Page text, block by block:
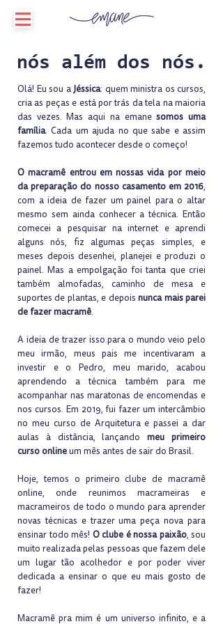
nós além dos nós.
Olá! Eu sou aJéssica: quem ministra os cursos,
cria as peças e está por trás da tela na maioria
das vezes. Mas aqui na emanesomos uma
família. Cada um ajuda no que sabe e assim
fazemos tudo acontecer desde o começo!
O macramê entrou em nossas vida por meio
da preparação do nosso casamento em 2016,
com a ideia de fazer um painel para o altar
mesmo sem ainda conhecer a técnica. Então
comecei a pesquisar na internet e aprendi
alguns nós, fiz algumas peças simples, e
meses depois desenhei, planejei e produzi o
painel. Mas a empolgação foi tanta que criei
também almofadas, caminho de mesa e
suportes de plantas, e depoisnunca mais parei
de fazer macramê.
A ideia de trazer isso para o mundo veio pelo
meu irmão, meus pais me incentivaram a
investir e o Pedro, meu marido, acabou
aprendendo a técnica também para me
acompanhar nas maratonas de encomendas e
nos cursos. Em 2019, fui fazer um intercâmbio
no meu curso de Arquitetura e passei a dar
aulas à distância, lançandomeu primeiro
curso onlineum mês antes de sair do Brasil.
Hoje, temos o primeiro clube de macramê
online, onde reunimos macrameiras e
macrameiros de todo o mundo para aprender
novas técnicas e trazer uma peça nova para
ensinar todo mês! O clube é nossa paixão, sou
muito realizada pelas pessoas que fazem dele
um lugar tão acolhedor e por poder viver
dedicada a ensinar o que eu mais gosto de
fazer!
Macramê pra mim é um universo infinito, e a